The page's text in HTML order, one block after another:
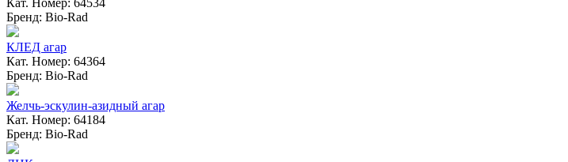
Бренд: Bio-Rad
КЛЕД агар
Кат. Номер: 64364
Бренд: Bio-Rad
Желчь-эскулин-азидный агар
Кат. Номер: 64184
Бренд: Bio-Rad